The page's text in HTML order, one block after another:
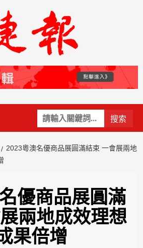
關
鍵
Primary
Menu
2023粵澳名優商品展圓滿結束 一會展兩地
優商品展圓滿
兩地成效理想
果倍增